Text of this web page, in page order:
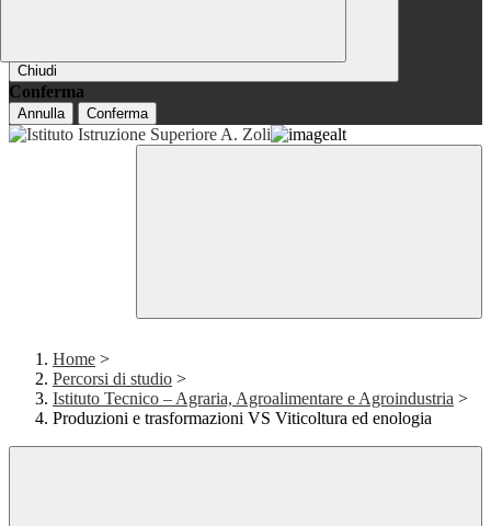
Chiudi
Conferma
Annulla Conferma
Home >
Percorsi di studio >
Istituto Tecnico – Agraria, Agroalimentare e Agroindustria >
Produzioni e trasformazioni VS Viticoltura ed enologia